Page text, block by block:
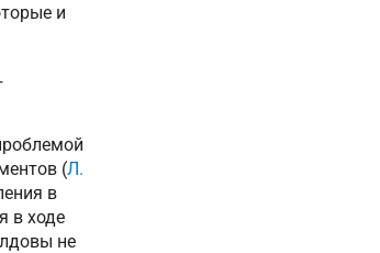
и
(Л.
в
в ходе
не